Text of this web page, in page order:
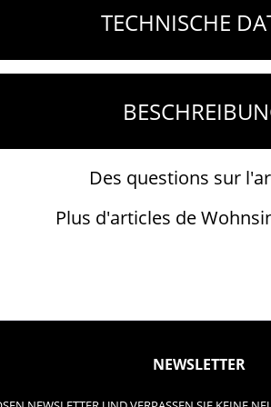
TECHNISCHE
Des questions sur
Plus d'articles de
NEWSLETTER